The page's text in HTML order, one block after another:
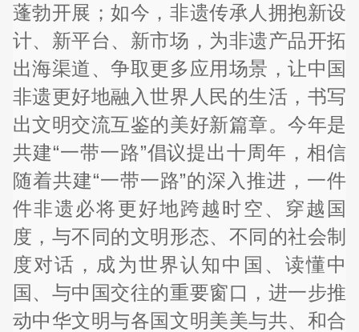
蓬勃开展；如今，非遗传承人拥抱新设
计、新平台、新市场，为非遗产品开拓
出海渠道、争取更多应用场景，让中国
非遗更好地融入世界人民的生活，书写
出文明交流互鉴的美好新篇章。今年是
共建“一带一路”倡议提出十周年，相信
随着共建“一带一路”的深入推进，一件
件非遗必将更好地跨越时空、穿越国
度，与不同的文明形态、不同的社会制
度对话，成为世界认知中国、读懂中
国、与中国交往的重要窗口，进一步推
动中华文明与各国文明美美与共、和合